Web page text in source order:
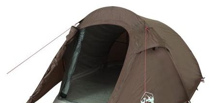
59 x 23 x 23 см (Д x Ш x В)
Къмпинг палатка, тунелна палатка
Капацитет за спане:
2 души
Мрежест материал:
68D полиестер
Вътрешни размери на палатката:
210 x 120 x 90 см (Д x Ш x В)
Външни размери на палатката:
272 x 133 x 100 см (Д x Ш x В)
Брой спални: